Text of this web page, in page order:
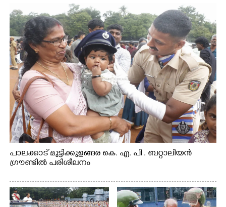
പാലക്കാട് മുട്ടിക്കുളങ്ങര കെ. എ. പി . ബറ്റാലിയൻ
ഗ്രൗണ്ടിൽ പരിശീലനം